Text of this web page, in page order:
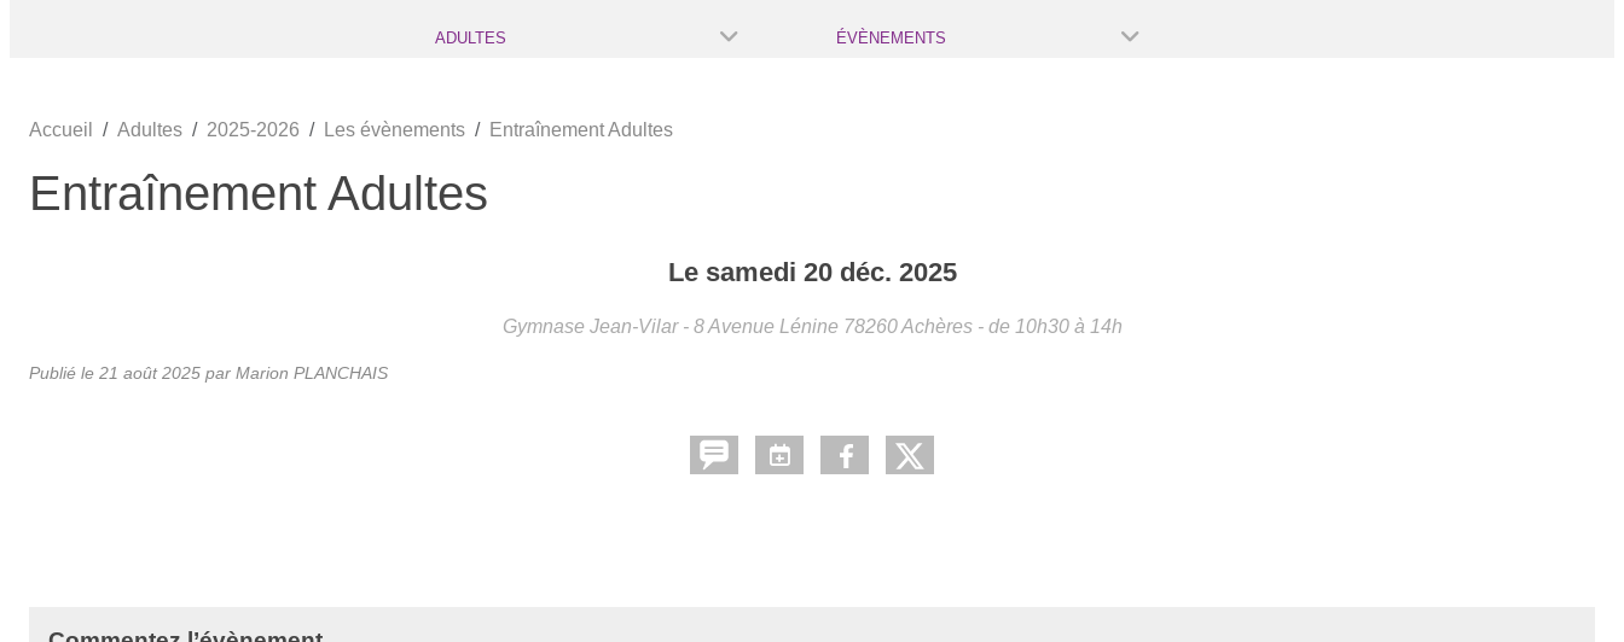
ADULTES ÉVÈNEMENTS
Accueil Adultes 2025-2026 Les évènements Entraînement Adultes
Entraînement Adultes
Le samedi 20 déc. 2025
Gymnase Jean-Vilar - 8 Avenue Lénine 78260 Achères - de 10h30 à 14h
Publié le 21 août 2025 par Marion PLANCHAIS